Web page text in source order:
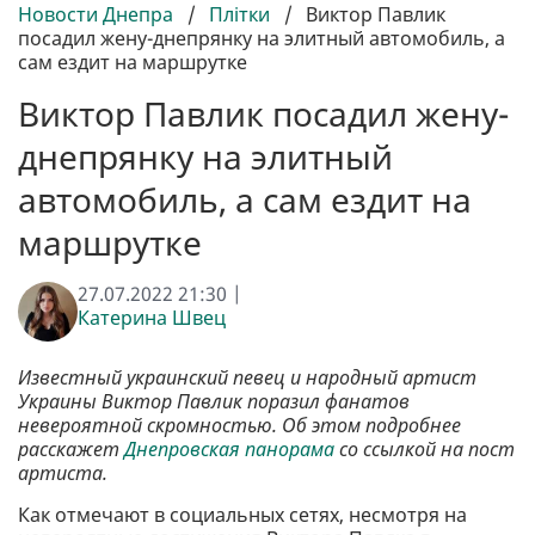
Новости Днепра / Плітки / Виктор Павлик
посадил жену-днепрянку на элитный автомобиль, а
сам ездит на маршрутке
Виктор Павлик посадил жену-
днепрянку на элитный
автомобиль, а сам ездит на
маршрутке
27.07.2022 21:30 |
Катерина Швец
Известный украинский певец и народный артист
Украины Виктор Павлик поразил фанатов
невероятной скромностью. Об этом подробнее
расскажетДнепровская панорамасо ссылкой на пост
артиста.
Как отмечают в социальных сетях, несмотря на